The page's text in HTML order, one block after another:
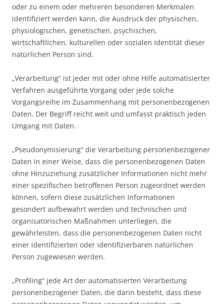
oder zu einem oder mehreren besonderen Merkmalen
identifiziert werden kann, die Ausdruck der physischen,
physiologischen, genetischen, psychischen,
wirtschaftlichen, kulturellen oder sozialen Identität dieser
natürlichen Person sind.
„Verarbeitung“ ist jeder mit oder ohne Hilfe automatisierter
Verfahren ausgeführte Vorgang oder jede solche
Vorgangsreihe im Zusammenhang mit personenbezogenen
Daten. Der Begriff reicht weit und umfasst praktisch jeden
Umgang mit Daten.
„Pseudonymisierung“ die Verarbeitung personenbezogener
Daten in einer Weise, dass die personenbezogenen Daten
ohne Hinzuziehung zusätzlicher Informationen nicht mehr
einer spezifischen betroffenen Person zugeordnet werden
können, sofern diese zusätzlichen Informationen
gesondert aufbewahrt werden und technischen und
organisatorischen Maßnahmen unterliegen, die
gewährleisten, dass die personenbezogenen Daten nicht
einer identifizierten oder identifizierbaren natürlichen
Person zugewiesen werden.
„Profiling“ jede Art der automatisierten Verarbeitung
personenbezogener Daten, die darin besteht, dass diese